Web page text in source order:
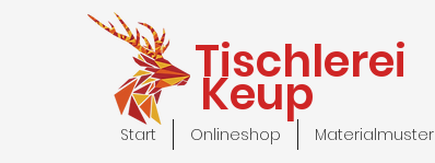
Keup
Tischlerei
Start Onlineshop Materialmuster